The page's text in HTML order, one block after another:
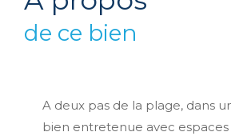
de ce bien
A deux pas de la plage, dans
bien entretenue avec espaces